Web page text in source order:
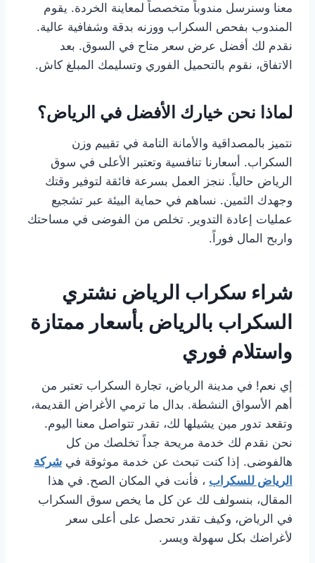
معنا وسنرسل مندوباً متخصصاً لمعاينة الخردة. يقوم
المندوب بفحص السكراب ووزنه بدقة وشفافية عالية.
نقدم لك أفضل عرض سعر متاح في السوق. بعد
الاتفاق، نقوم بالتحميل الفوري وتسليمك المبلغ كاش.
لماذا نحن خيارك الأفضل في الرياض؟
نتميز بالمصداقية والأمانة التامة في تقييم وزن
السكراب. أسعارنا تنافسية وتعتبر الأعلى في سوق
الرياض حالياً. ننجز العمل بسرعة فائقة لتوفير وقتك
وجهدك الثمين. نساهم في حماية البيئة عبر تشجيع
عمليات إعادة التدوير. تخلص من الفوضى في مساحتك
واربح المال فوراً.
شراء سكراب الرياض نشتري
السكراب بالرياض بأسعار ممتازة
واستلام فوري
إي نعم! في مدينة الرياض، تجارة السكراب تعتبر من
أهم الأسواق النشطة. بدال ما ترمي الأغراض القديمة،
وتقعد تدور مين يشيلها لك، تقدر تتواصل معنا اليوم.
نحن نقدم لك خدمة مريحة جداً تخلصك من كل
هالفوضى. إذا كنت تبحث عن خدمة موثوقة في شركة
الرياض للسكراب ، فأنت في المكان الصح. في هذا
المقال، بنسولف لك عن كل ما يخص سوق السكراب
في الرياض، وكيف تقدر تحصل على أعلى سعر
لأغراضك بكل سهولة ويسر.